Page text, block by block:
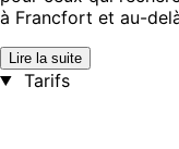
à Francfort et au-
Lire la suite
Tarifs